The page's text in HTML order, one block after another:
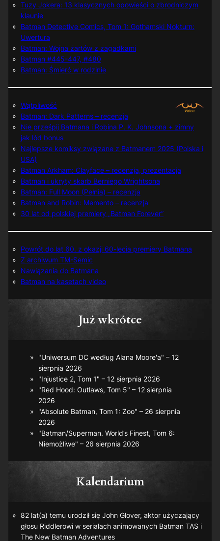
Tuzy Jokera: 13 klasycznych opowieści o zbrodniczym
klaunie
Batman Detective Comics, Tom 1: Gothamski Nokturn:
Uwertura
Batman: Wojna żartów z zagadkami
Batman #445-447, #480
Batman: Śmierć w rodzinie
Wątpliwość
Batman: Dark Patterns – recenzja
Nie prześpij Batmana i Robina P. K. Johnsona + zimny
jak lód bonus
Najlepsze komiksy związane z Batmanem 2025 (Polska i
USA)
Batman Arkham: Clayface – recenzja, prezentacja
Batman i ukryty skarb Berniego Wrightsona
Batman: Full Moon (Pełnia) – recenzja
Batman and Robin: Memento – recenzja
30 lat od polskiej premiery „Batman Forever”
Powrót do lat 60. z okazji 60-lecia premiery Batmana
Z archiwum TM-Semic
Nawiązania do Batmana
Batman na kasetach video
Już wkrótce
"Uniwersum DC według Alana Moore'a" – 12
sierpnia 2026
"Injustice 2, Tom 1" – 12 sierpnia 2026
"Red Hood: Outlaws, Tom 5" – 12 sierpnia
2026
"Absolute Batman, Tom 1: Zoo" – 26 sierpnia
2026
"Batman/Superman. World’s Finest, Tom 6:
Niemożliwe" – 26 sierpnia 2026
Kalendarium
82 lat(a) temu urodził się John Glover, aktor użyczający
głosu Riddlerowi w serialach animowanych Batman TAS i
The New Batman Adventures